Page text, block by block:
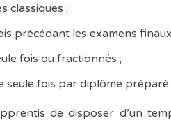
classiques ;
précédant les examens
fois ou fractionnés ;
seule fois par diplôme préparé.
de disposer d’un